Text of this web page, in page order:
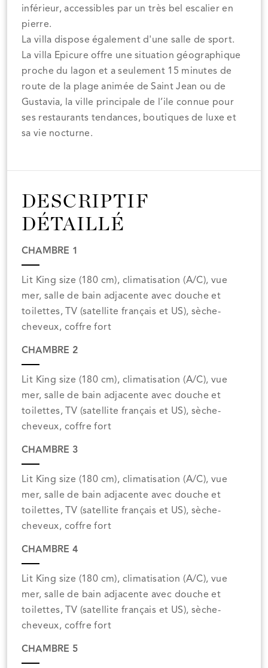
inférieur, accessibles par un très bel escalier en
pierre.
La villa dispose également d'une salle de sport.
La villa Epicure offre une situation géographique
proche du lagon et a seulement 15 minutes de
route de la plage animée de Saint Jean ou de
Gustavia, la ville principale de l’ile connue pour
ses restaurants tendances, boutiques de luxe et
sa vie nocturne.
DESCRIPTIF
DÉTAILLÉ
CHAMBRE 1
Lit King size (180 cm), climatisation (A/C), vue
mer, salle de bain adjacente avec douche et
toilettes, TV (satellite français et US), sèche-
cheveux, coffre fort
CHAMBRE 2
Lit King size (180 cm), climatisation (A/C), vue
mer, salle de bain adjacente avec douche et
toilettes, TV (satellite français et US), sèche-
cheveux, coffre fort
CHAMBRE 3
Lit King size (180 cm), climatisation (A/C), vue
mer, salle de bain adjacente avec douche et
toilettes, TV (satellite français et US), sèche-
cheveux, coffre fort
CHAMBRE 4
Lit King size (180 cm), climatisation (A/C), vue
mer, salle de bain adjacente avec douche et
toilettes, TV (satellite français et US), sèche-
cheveux, coffre fort
CHAMBRE 5